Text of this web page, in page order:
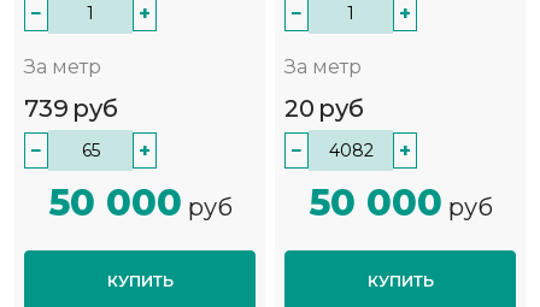
− +
За метр
739 руб
− +
50 000 руб
КУПИТЬ
− +
За метр
20 руб
− +
50 000 руб
КУПИТЬ